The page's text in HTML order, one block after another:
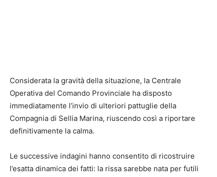
Considerata la gravità della situazione, la Centrale
Operativa del Comando Provinciale ha disposto
immediatamente l’invio di ulteriori pattuglie della
Compagnia di Sellia Marina, riuscendo così a riportare
definitivamente la calma.
Le successive indagini hanno consentito di ricostruire
l’esatta dinamica dei fatti: la rissa sarebbe nata per futili